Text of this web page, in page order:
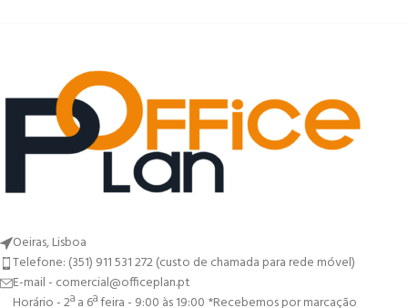
Oeiras, Lisboa
Telefone: (351) 911 531 272 (custo de chamada para rede móvel)
E-mail - comercial@officeplan.pt
Horário - 2ª a 6ª feira - 9:00 às 19:00 *Recebemos por marcação